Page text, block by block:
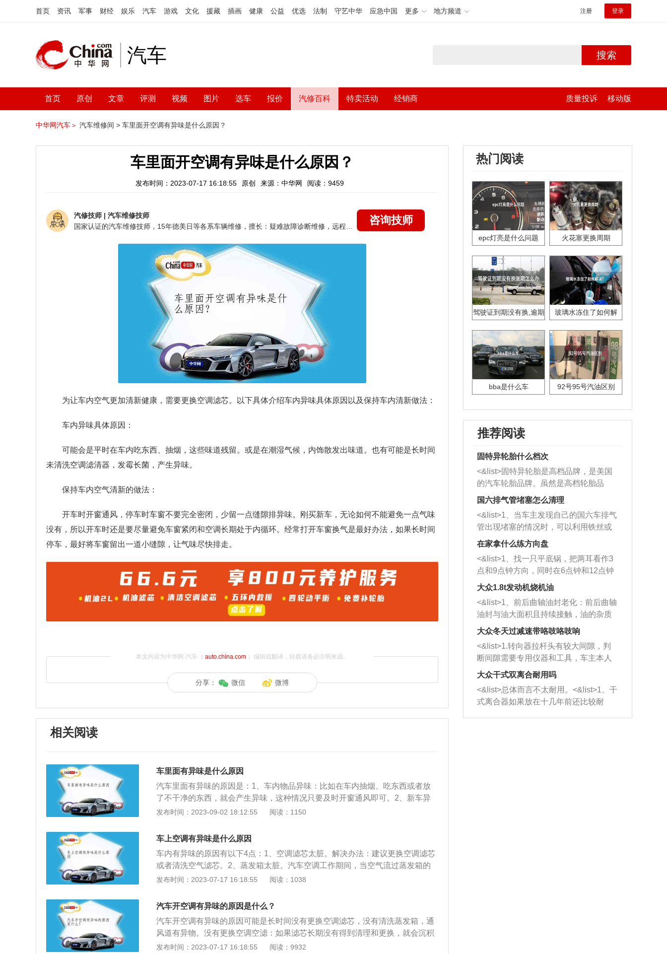
首页 资讯 军事 财经 娱乐 汽车 游戏 文化 援藏 插画 健康 公益 优选 法制 守艺中华 应急中国 更多 地方频道 注册 登录
汽车 搜索
首页 原创 文章 评测 视频 图片 选车 报价 汽修百科 特卖活动 经销商 质量投诉 移动版
中华网汽车＞ 汽车维修间 > 车里面开空调有异味是什么原因？
车里面开空调有异味是什么原因？
发布时间：2023-07-17 16:18:55 原创 来源：中华网 阅读：9459
汽修技师 | 汽车维修技师
咨询技师
为让车内空气更加清新健康，需要更换空调滤芯。以下具体介绍车内异味具体原因以及保持车内清新做法：
车内异味具体原因：
可能会是平时在车内吃东西、抽烟，这些味道残留。或是在潮湿气候，内饰散发出味道。也有可能是长时间
未清洗空调滤清器，发霉长菌，产生异味。
保持车内空气清新的做法：
开车时开窗通风，停车时车窗不要完全密闭，少留一点缝隙排异味。刚买新车，无论如何不能避免一点气味
没有，所以开车时还是要尽量避免车窗紧闭和空调长期处于内循环。经常打开车窗换气是最好办法，如果长时间
停车，最好将车窗留出一道小缝隙，让气味尽快排走。
本文内容为中华网·汽车（ auto.china.com）编辑或翻译，转载请务必注明来源。
分享： 微信 微博
相关阅读
车里面有异味是什么原因
汽车里面有异味的原因是：1、车内物品异味：比如在车内抽烟、吃东西或者放
了不干净的东西，就会产生异味，这种情况只要及时开窗通风即可。2、新车异
味：车辆出厂时，由于车辆内部的塑料面板或者橡胶圈内存在着还没有散发的甲
3、空调异味：如果空调过滤网长时间得不到清洗，就会产生一些细菌和污物，
空气经过这些东西散发到车内，就会产生异味，这种情况只需要清洗一下空调过
滤网即可。
发布时间：2023-09-02 18:12:55 阅读：1150
车上空调有异味是什么原因
车内有异味的原因有以下4点：1、空调滤芯太脏。解决办法：建议更换空调滤芯
或者清洗空气滤芯。2、蒸发箱太脏。汽车空调工作期间，当空气流过蒸发箱的
散热片时，不洁物被散热片从空气中滤出，然后通过空调冷凝水的排水管随冷凝
经过散热片时产生异味；解决办法：建议车主清洗蒸发器。3、蒸发箱发霉。在
空调运行过程中，空气里的水分在蒸发箱表面形成了冷凝水，一部分水会被排
出，但是还有一些水会在空调停止后滞留在蒸发器表面。这些水分和空气中的尘
埃相结合，就容易生成霉菌，最终就产生了空调异味；解决办法：建议车主去4s
店或者维修厂进行清理。4、风道、管道里边有死老鼠、死昆虫之类东西腐烂发
发布时间：2023-07-17 16:18:55 阅读：1038
汽车开空调有异味的原因是什么？
汽车开空调有异味的原因可能是长时间没有更换空调滤芯，没有清洗蒸发箱，通
风道有异物。没有更换空调空滤：如果滤芯长期没有得到清理和更换，就会沉积
不少的灰尘和杂物，从而产生异味。通风道有异物：汽车如果有一段时间没有使
发布时间：2023-07-17 16:18:55 阅读：9932
热门阅读
epc灯亮是什么问题 火花塞更换周期
驾驶证到期没有换,逾期
玻璃水冻住了如何解
bba是什么车 92号95号汽油区别
推荐阅读
固特异轮胎什么档次
<&list>固特异轮胎是高档品牌，是美国
的汽车轮胎品牌。虽然是高档轮胎品
牌，但是中高低端的轮胎都有生产，这
也是为了更好的开拓市场。
国六排气管堵塞怎么清理
<&list>1、当车主发现自己的国六车排气
管出现堵塞的情况时，可以利用铁丝或
者是细棍，直接将杂物给取出来，如果
堵塞情况比较严重，也可以采取应急措
施。 <&list>2、直接利用木棍将所有的
杂物推到排气管里面的位置处，然后将
三元催化器拆解开，就可以将堵塞的东
西取出来。但如果是因为积碳过多引起
的堵塞，就需要将三元催化器泡在草酸
洗剂对堵塞的情况得到解决，将清洗剂
放在燃油箱中，与燃油混合后，车辆启
动时，就可以和汽油一起进入到燃烧
室，最后形成废气排出，就可以让三元
催化器得到清洗，排气管堵塞的情况就
能够得到解决。
在家拿什么练方向盘
<&list>1、找一只平底锅，把两耳看作3
点和9点钟方向，同时在6点钟和12点钟
方向做一个标记。 <&list>2、双手握住
一圈半的练习，往右同样也要打相同的
圈数。 <&list>3、最后强调要反复练
习，这样就可以形成肌肉记忆，在真实
驾驶车辆时，不需要记忆也能打好方
向。
大众1.8t发动机烧机油
<&list>1、前后曲轴油封老化：前后曲轴
油封与油大面积且持续接触，油的杂质
和发动机内持续温度变化使其密封效果
逐渐减弱，导致渗油或漏油。<&list>2、
活塞间隙过大：积碳会使活塞环与缸体
的间隙扩大，导致机油流入燃烧室中，
造成烧机油。<&list>3、机油粘度。使用
机油粘度过小的话，同样会有烧机油现
象，机油粘度过小具有很好的流动性，
大众冬天过减速带咯吱咯吱响
<&list>1.转向器拉杆头有较大间隙，判
断间隙需要专用仪器和工具，车主本人
无法制作，需要将车辆送到修理厂或4s
店；<&list>2.车辆半轴套管防尘罩破
裂，破裂后会出现漏油现象，使半轴磨
损严重，磨损的半轴容易损坏，产生异
响；<&list>3.稳定器的转向胶套和球头
大众干式双离合耐用吗
<&list>总体而言不太耐用。<&list>1、干
式离合器如果放在十几年前还比较耐